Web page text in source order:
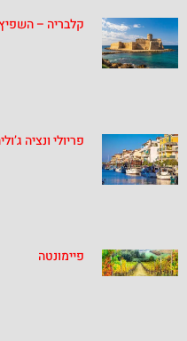
קלבריה –
פריולי ונציה
פיימונטה